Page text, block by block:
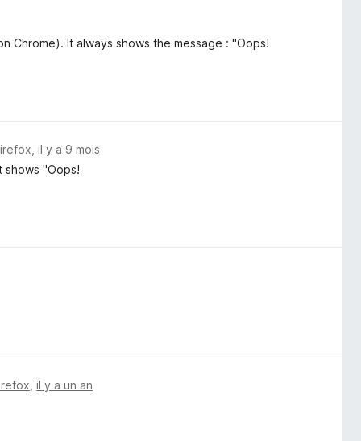
Chrome). It always shows the message : "Oops!
,il y a 9 mois
shows "Oops!
,il y a un an